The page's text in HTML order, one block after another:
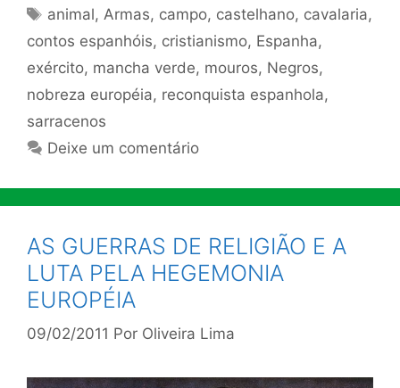
Tags
animal, Armas, campo, castelhano, cavalaria,
contos espanhóis, cristianismo, Espanha,
exército, mancha verde, mouros, Negros,
nobreza européia, reconquista espanhola,
sarracenos
Deixe um comentário
AS GUERRAS DE RELIGIÃO E A
LUTA PELA HEGEMONIA
EUROPÉIA
09/02/2011 Por Oliveira Lima